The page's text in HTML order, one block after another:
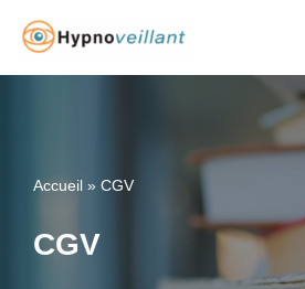
Accueil » CGV
CGV